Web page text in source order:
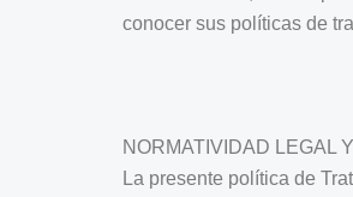
conocer sus políticas de
NORMATIVIDAD LEGAL
La presente política de